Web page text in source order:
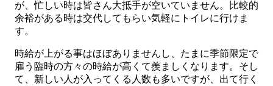
が、忙しい時は皆さん大抵手が空いていません。比較的
余裕がある時は交代してもらい気軽にトイレに行けま
す。
時給が上がる事はほぼありませんし、たまに季節限定で
雇う臨時の方々の時給が高くて羨ましくなります。そし
て、新しい人が入ってくる人数も多いですが、出て行く